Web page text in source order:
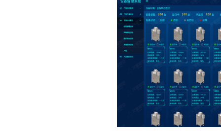
集